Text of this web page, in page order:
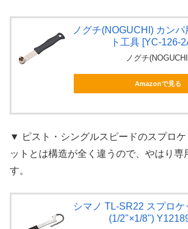
ノグチ(NOGUCHI) カンパ
ト工具 [YC-126-
ノグチ
Amazonで見る
▼ ピスト・シングルスピードのスプロ
ットとは構造が全く違うので、やはり専
す。
シマノ TL-SR22 スプロ
(1/2"×1/8")